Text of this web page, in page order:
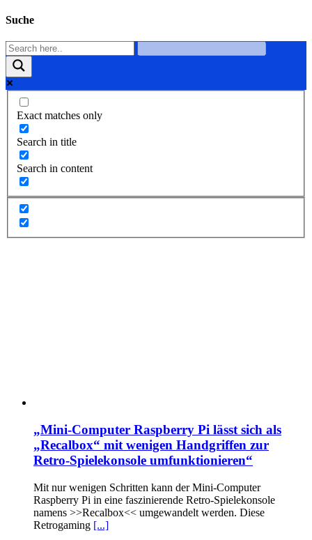
Suche
Exact matches only
Search in title
Search in content
„Mini-Computer Raspberry Pi lässt sich als
„Recalbox“ mit wenigen Handgriffen zur
Retro-Spielekonsole umfunktionieren“
Mit nur wenigen Schritten kann der Mini-Computer
Raspberry Pi in eine faszinierende Retro-Spielekonsole
namens >>Recalbox<< umgewandelt werden. Diese
Retrogaming [...]